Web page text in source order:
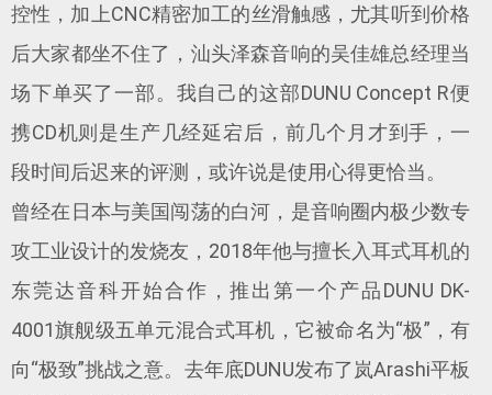
控性，加上CNC精密加工的丝滑触感，尤其听到价格
后大家都坐不住了，汕头泽森音响的吴佳雄总经理当
场下单买了一部。我自己的这部DUNU Concept R便
携CD机则是生产几经延宕后，前几个月才到手，一
段时间后迟来的评测，或许说是使用心得更恰当。
曾经在日本与美国闯荡的白河，是音响圈内极少数专
攻工业设计的发烧友，2018年他与擅长入耳式耳机的
东莞达音科开始合作，推出第一个产品DUNU DK-
4001旗舰级五单元混合式耳机，它被命名为“极”，有
向“极致”挑战之意。去年底DUNU发布了岚Arashi平板